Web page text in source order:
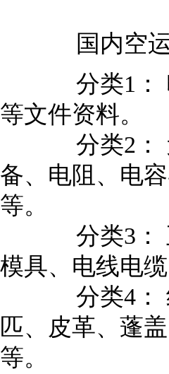
国内空运
分类1： 印
等文件资料。
分类2： 元
备、电阻、电
等。
分类3： 五
模具、电线电
分类4： 纺
匹、皮革、蓬
等。